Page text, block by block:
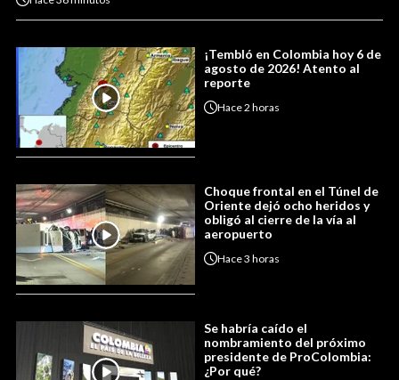
¡Tembló en Colombia hoy 6 de
agosto de 2026! Atento al
reporte
Hace2 horas
Choque frontal en el Túnel de
Oriente dejó ocho heridos y
obligó al cierre de la vía al
aeropuerto
Hace3 horas
Se habría caído el
nombramiento del próximo
presidente de ProColombia:
¿Por qué?